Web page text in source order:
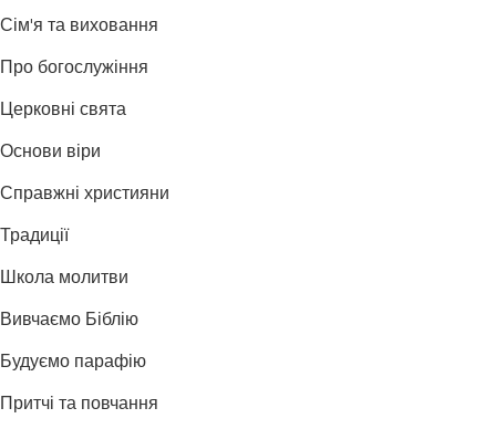
Сім'я та виховання
Про богослужіння
Церковні свята
Основи віри
Справжні християни
Традиції
Школа молитви
Вивчаємо Біблію
Будуємо парафію
Притчі та повчання